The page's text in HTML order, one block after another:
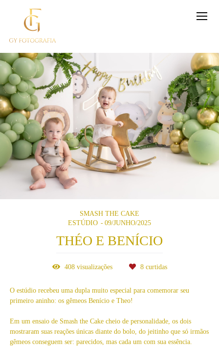
SMASH THE CAKE
ESTÚDIO
09/JUNHO/2025
THÉO E BENÍCIO
408visualizações 8curtidas
O estúdio recebeu uma dupla muito especial para comemorar seu
primeiro aninho: os gêmeos Benício e Theo!
Em um ensaio de Smash the Cake cheio de personalidade, os dois
mostraram suas reações únicas diante do bolo, do jeitinho que só irmãos
gêmeos conseguem ser: parecidos, mas cada um com sua essência.